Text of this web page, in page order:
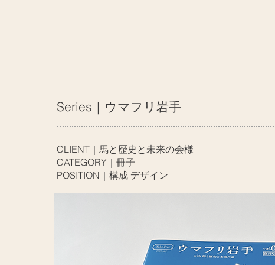
CLIENT｜馬と歴史と未来の会様
CATEGORY｜冊子
POSITION｜構成 デザイン
Series｜ウマフリ岩手